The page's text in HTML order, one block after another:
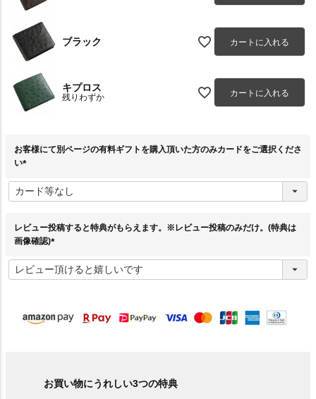
ブラック カートに入れる
キプロス
残りわずか カートに入れる
お客様にて別ページの有料ギフトを購入頂いた方のみカードをご選択くださ
い
必
須
レビュー投稿すると特典がもらえます。※レビュー投稿のみだけ。(特典は
画像確認)
必
須
お買い物にうれしい3つの特典